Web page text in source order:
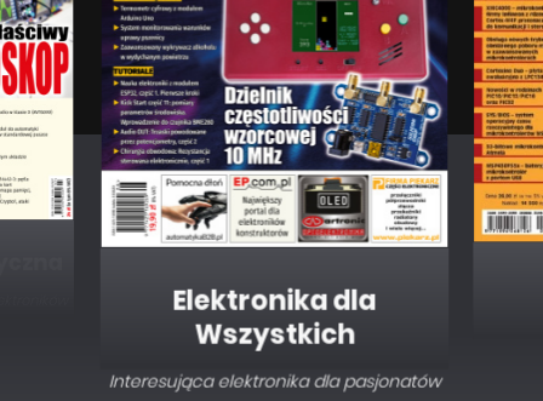
Elektronika dla
Wszystkich
Interesująca elektronika dla pasjonatów